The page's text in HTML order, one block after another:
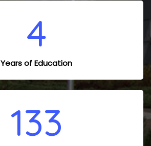
4
Years of Education
133